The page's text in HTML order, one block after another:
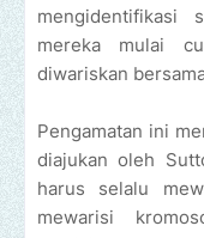
mengidentifikasi
mereka mulai
diwariskan
Pengamatan ini
diajukan oleh
harus selalu
mewarisi